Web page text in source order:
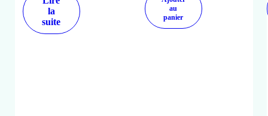
la
suite
au
panier